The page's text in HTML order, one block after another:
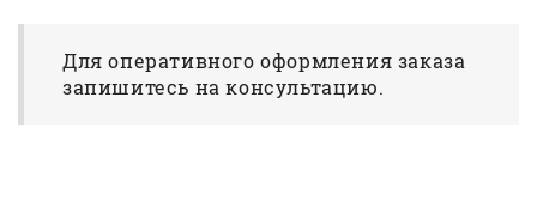
Для оперативного оформления заказа
запишитесь на консультацию.